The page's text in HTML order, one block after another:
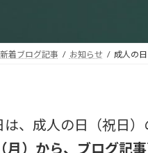
新着ブログ記事 お知らせ 成人の
は、成人の日（祝日
月）から、ブログ記